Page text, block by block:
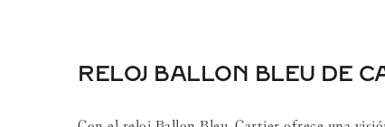
RELOJ BALLON BLEU DE